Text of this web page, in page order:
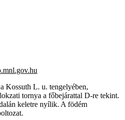
Kossuth L. u. tengelyében,
tornya a főbejárattal D-re tekint.
keletre nyílik. A födém